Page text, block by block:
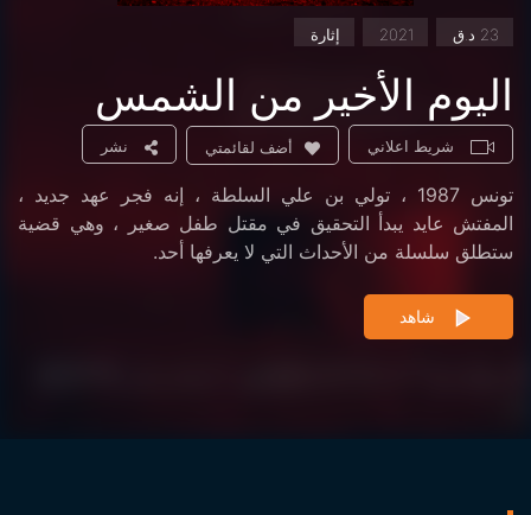
2021 إثارة
اليوم الأخير من الشمس
شريط اعلاني أضف لقائمتي نشر
تونس 1987 ، تولي بن علي السلطة ، إنه فجر عهد جديد ،
المفتش عايد يبدأ التحقيق في مقتل طفل صغير ، وهي قضية
ستطلق سلسلة من الأحداث التي لا يعرفها أحد.
شاهد